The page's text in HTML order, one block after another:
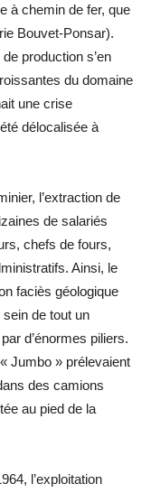
à chemin de fer, que
Bouvet-Ponsar).
production s’en
du domaine
une crise
délocalisée à
l’extraction de
de salariés
chefs de fours,
Ainsi, le
faciès géologique
de tout un
d’énormes piliers.
Jumbo » prélevaient
des camions
au pied de la
l’exploitation